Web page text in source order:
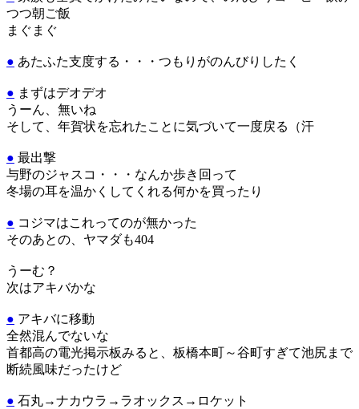
つつ朝ご飯
まぐまぐ
● あたふた支度する・・・つもりがのんびりしたく
● まずはデオデオ
うーん、無いね
そして、年賀状を忘れたことに気づいて一度戻る（汗
● 最出撃
与野のジャスコ・・・なんか歩き回って
冬場の耳を温かくしてくれる何かを買ったり
● コジマはこれってのが無かった
そのあとの、ヤマダも404
うーむ？
次はアキバかな
● アキバに移動
全然混んでないな
首都高の電光掲示板みると、板橋本町～谷町すぎて池尻まで
断続風味だったけど
● 石丸→ナカウラ→ラオックス→ロケット